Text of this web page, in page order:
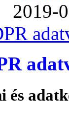
2019-
és